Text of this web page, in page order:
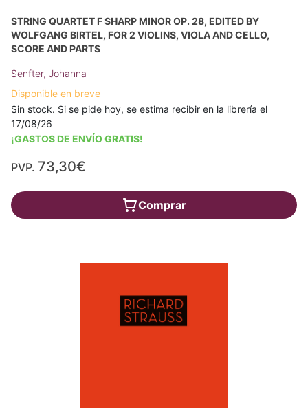
STRING QUARTET F SHARP MINOR OP. 28, EDITED BY
WOLFGANG BIRTEL, FOR 2 VIOLINS, VIOLA AND CELLO,
SCORE AND PARTS
Senfter, Johanna
Disponible en breve
Sin stock. Si se pide hoy, se estima recibir en la librería el
17/08/26
¡GASTOS DE ENVÍO GRATIS!
PVP. 73,30€
Comprar